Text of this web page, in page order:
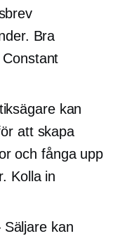
Bra
kan
att skapa
och fånga upp
Kolla in
kan